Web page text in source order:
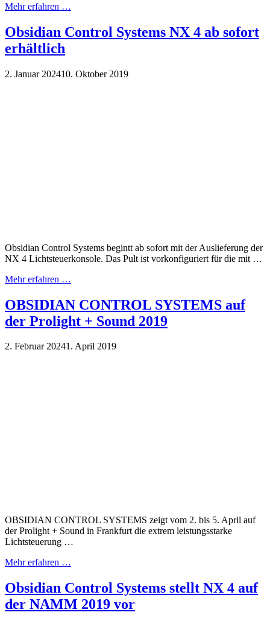
Mehr erfahren …
Obsidian Control Systems NX 4 ab sofort
erhältlich
2. Januar 202410. Oktober 2019
Obsidian Control Systems begintt ab sofort mit der Auslieferung der
NX 4 Lichtsteuerkonsole. Das Pult ist vorkonfiguriert für die mit …
Mehr erfahren …
OBSIDIAN CONTROL SYSTEMS auf
der Prolight + Sound 2019
2. Februar 20241. April 2019
OBSIDIAN CONTROL SYSTEMS zeigt vom 2. bis 5. April auf
der Prolight + Sound in Frankfurt die extrem leistungsstarke
Lichtsteuerung …
Mehr erfahren …
Obsidian Control Systems stellt NX 4 auf
der NAMM 2019 vor